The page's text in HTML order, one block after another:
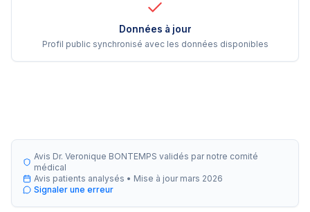
Données à jour
Profil public synchronisé avec les données disponibles
Avis Dr. Veronique BONTEMPS validés par notre comité
médical
Avis patients analysés • Mise à jour mars 2026
Signaler une erreur